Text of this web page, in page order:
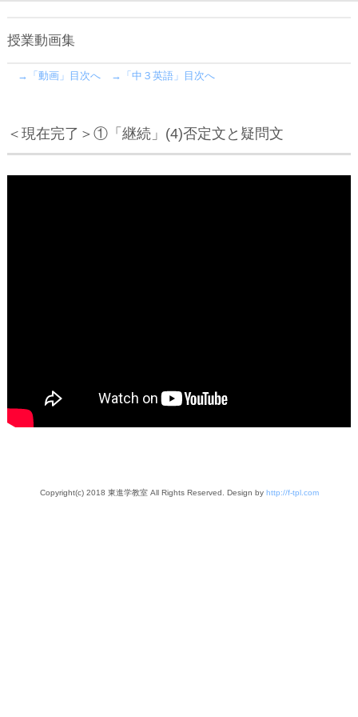
授業動画集
→「動画」目次へ →「中３英語」目次へ
＜現在完了＞①「継続」(4)否定文と疑問文
Copyright(c) 2018 東進学教室 All Rights Reserved. Design by http://f-tpl.com